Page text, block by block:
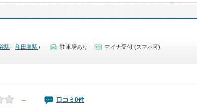
駅 和田塚駅 ） 駐車場あり
マイナ受付 (スマホ可)
－ 口コミ0件